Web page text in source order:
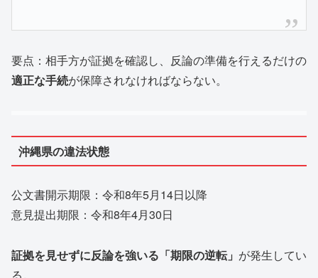
要点：相手方が証拠を確認し、反論の準備を行えるだけの
適正な手続が保障されなければならない。
沖縄県の違法状態
公文書開示期限：令和8年5月14日以降
意見提出期限：令和8年4月30日
証拠を見せずに反論を強いる「期限の逆転」 が発生してい
る。